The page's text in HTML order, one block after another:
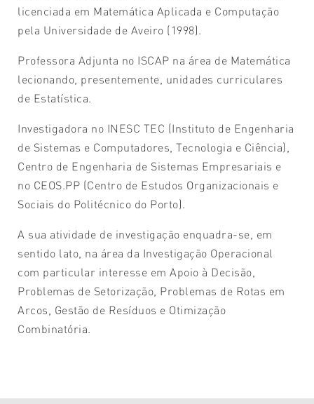
licenciada em Matemática Aplicada e Computação
pela Universidade de Aveiro (1998).
Professora Adjunta no ISCAP na área de Matemática
lecionando, presentemente, unidades curriculares
de Estatística.
Investigadora no INESC TEC (Instituto de Engenharia
de Sistemas e Computadores, Tecnologia e Ciência),
Centro de Engenharia de Sistemas Empresariais e
no CEOS.PP (Centro de Estudos Organizacionais e
Sociais do Politécnico do Porto).
A sua atividade de investigação enquadra-se, em
sentido lato, na área da Investigação Operacional
com particular interesse em Apoio à Decisão,
Problemas de Setorização, Problemas de Rotas em
Arcos, Gestão de Resíduos e Otimização
Combinatória.